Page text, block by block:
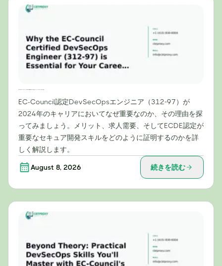
EC-Council認定DevSecOpsエンジニア（312-97）が
2024年のキャリアにおいてなぜ重要なのか、その理由を探
ってみましょう。メリット、求人需要、そしてECDE認定が
重要なセキュア開発スキルをどのように証明するのかを詳
しく解説します。
August 8, 2026 続きを読む